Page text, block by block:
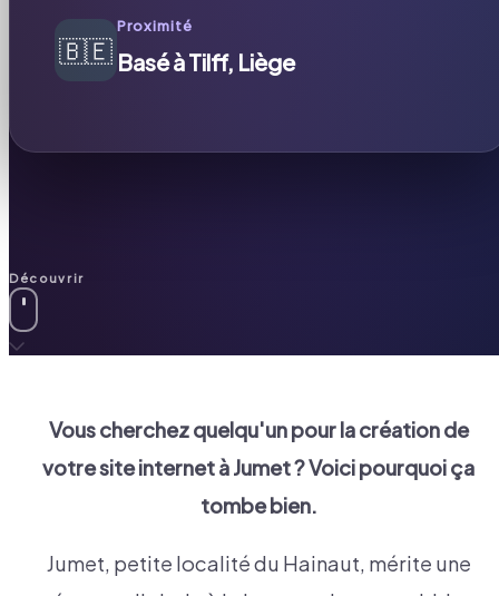
🇧🇪
Proximité
Basé à Tilff, Liège
Découvrir
Vous cherchez quelqu'un pour la création de
votre site internet àJumet? Voici pourquoi ça
tombe bien.
Jumet, petite localité du Hainaut, mérite une